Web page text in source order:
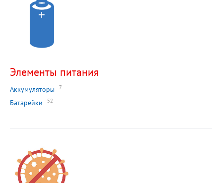
Элементы питания
Аккумуляторы 7
Батарейки 52